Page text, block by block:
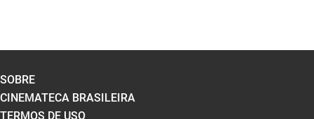
SOBRE
CINEMATECA BRASILEIRA
TERMOS DE USO